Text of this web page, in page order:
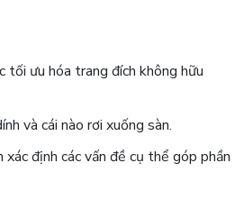
ưu hóa trang đích không hữu
và cái nào rơi xuống sàn.
định các vấn đề cụ thể góp phần